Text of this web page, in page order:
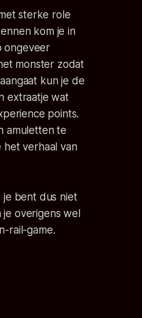
sterke role
kom je in
ongeveer
monster zodat
kun je de
extraatje wat
points.
amuletten te
het verhaal van
bent dus niet
overigens wel
rail-game.